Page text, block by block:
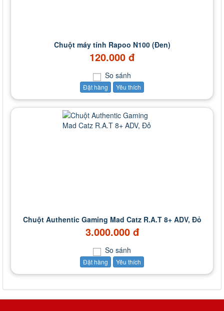
Chuột máy tính Rapoo N100 (Đen)
120.000 đ
So sánh
Đặt hàng Yêu thích
Chuột Authentic Gaming Mad Catz R.A.T 8+ ADV, Đỏ
3.000.000 đ
So sánh
Đặt hàng Yêu thích